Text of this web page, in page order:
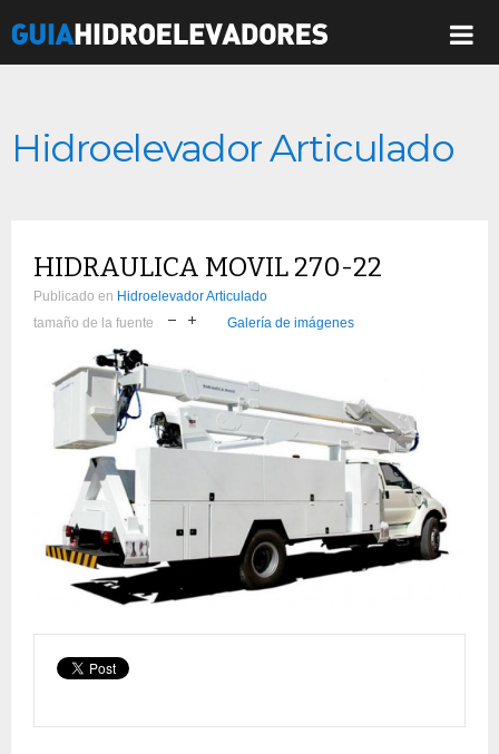
Hidroelevador Articulado
HIDRAULICA MOVIL 270-22
Publicado en Hidroelevador Articulado
tamaño de la fuente
Galería de imágenes